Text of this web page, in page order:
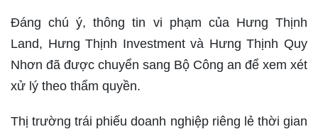
Đáng chú ý, thông tin vi phạm của Hưng Thịnh
Land, Hưng Thịnh Investment và Hưng Thịnh Quy
Nhơn đã được chuyển sang Bộ Công an để xem xét
xử lý theo thẩm quyền.
Thị trường trái phiếu doanh nghiệp riêng lẻ thời gian